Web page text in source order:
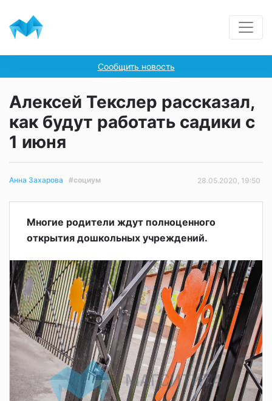
Сообщить новость
Алексей Текслер рассказал,
как будут работать садики с
1 июня
Анна Захарова #социум 28.05.2020, 19:50
Многие родители ждут полноценного
открытия дошкольных учреждений.